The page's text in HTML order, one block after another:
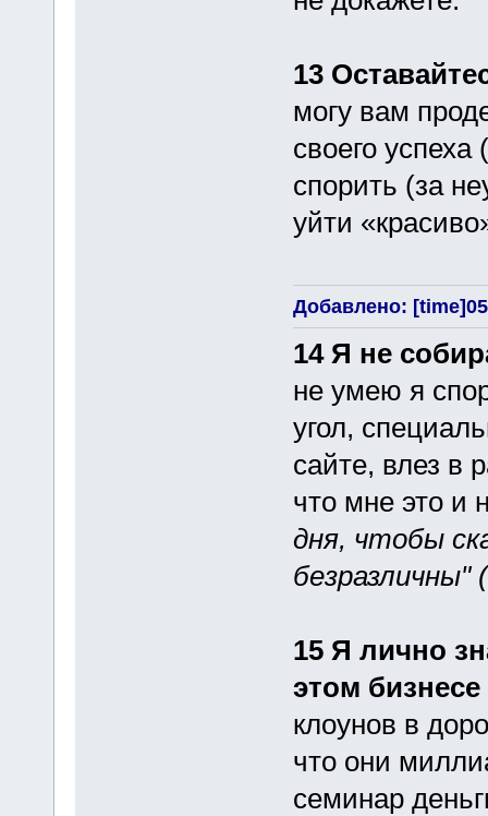
13
могу вам
своего
спорить (за
уйти
Добавлено:
14 Я не
не умею я
угол,
сайте, влез в
что мне это и
дня, чтобы
безразличны"
15 Я лично
этом бизнесе
клоунов в
что они
семинар